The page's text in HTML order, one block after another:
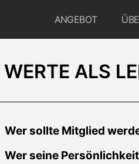
ANGEBOT
ALS
Wer sollte Mitglied
Wer seine